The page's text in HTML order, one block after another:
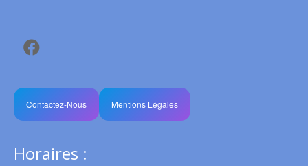
Contactez-Nous Mentions Légales
Horaires :